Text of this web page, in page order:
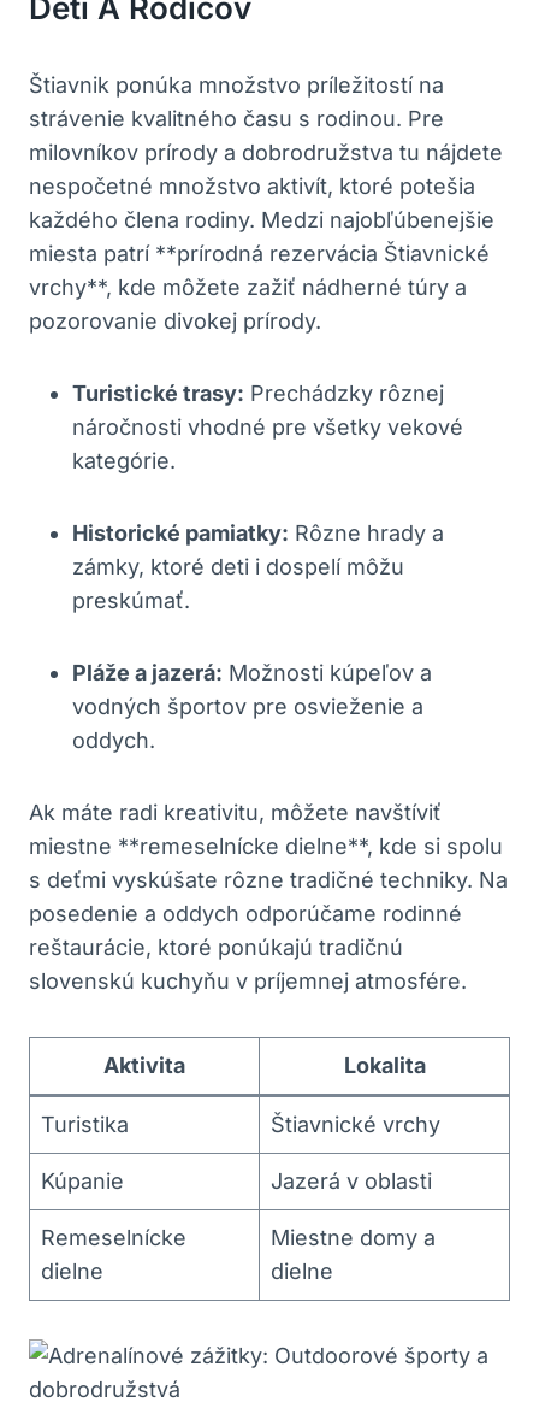
Štiavnik ponúka množstvo príležitostí na
strávenie kvalitného času s rodinou. Pre
milovníkov prírody a dobrodružstva tu nájdete
nespočetné množstvo aktivít, ​ktoré potešia
každého‍ člena rodiny. Medzi najobľúbenejšie​
miesta patrí‍ **prírodná rezervácia Štiavnické
vrchy**, kde môžete zažiť nádherné túry a
pozorovanie⁣ divokej prírody.
Turistické trasy: ⁢Prechádzky rôznej
náročnosti vhodné pre všetky vekové
kategórie.
Historické pamiatky: Rôzne hrady a
zámky, ktoré deti i dospelí môžu
preskúmať.
Pláže a jazerá: Možnosti kúpeľov a
vodných športov‍ pre osvieženie a
oddych.
Ak máte radi kreativitu, môžete navštíviť
miestne **remeselnícke dielne**, kde⁢ si‍ spolu
⁢s deťmi vyskúšate rôzne tradičné techniky. Na
⁤posedenie a oddych odporúčame rodinné
reštaurácie, ktoré ponúkajú tradičnú
slovenskú‍ kuchyňu v‍ príjemnej atmosfére.
Aktivita Lokalita
Turistika Štiavnické vrchy
Kúpanie Jazerá v oblasti
Remeselnícke
dielne
Miestne domy a
dielne